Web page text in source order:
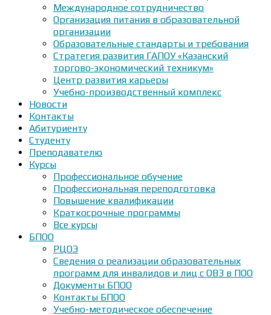
Международное сотрудничество
Организация питания в образовательной
организации
Образовательные стандарты и требования
Стратегия развития ГАПОУ «Казанский
торгово-экономический техникум»
Центр развития карьеры
Учебно-производственный комплекс
Новости
Контакты
Абитуриенту
Студенту
Преподавателю
Курсы
Профессиональное обучение
Профессиональная переподготовка
Повышение квалификации
Краткосрочные программы
Все курсы
БПОО
РЦОЭ
Сведения о реализации образовательных
программ для инвалидов и лиц с ОВЗ в ПОО
Документы БПОО
Контакты БПОО
Учебно-методическое обеспечение